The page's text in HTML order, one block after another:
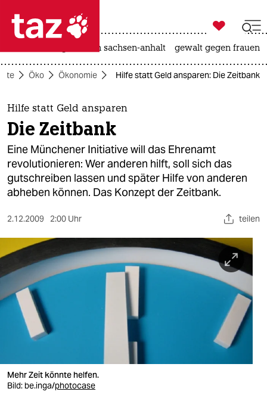
 taz zahl ich
taz zahl ich
themen
politik
öko
gesellschaft
kultur
sport
berlin
nord
wahrheit
verlag

taz zahl ich
landtagswahl in sachsen-anhalt gewalt gegen frauen
Öko Ökonomie Hilfe statt Geld ansparen: Die Zeitbank
Hilfe statt Geld ansparen
Die Zeitbank
Eine Münchener Initiative will das Ehrenamt
revolutionieren: Wer anderen hilft, soll sich das
gutschreiben lassen und später Hilfe von anderen
abheben können. Das Konzept der Zeitbank.
2.12.2009 2:00 Uhr teilen
Mehr Zeit könnte helfen.
Bild:be.inga/photocase